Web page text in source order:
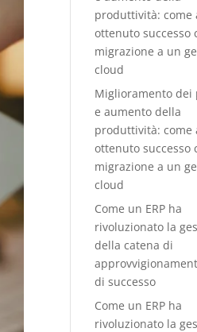
produttività: come
ottenuto successo
migrazione a un
cloud
Miglioramento dei
e aumento della
produttività: come
ottenuto successo
migrazione a un
cloud
Come un ERP ha
rivoluzionato la
della catena di
di successo
Come un ERP ha
rivoluzionato la